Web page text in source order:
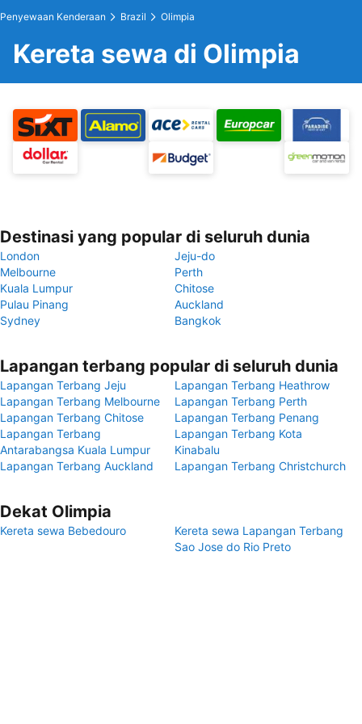
Penyewaan Kenderaan Brazil Olimpia
Kereta sewa di Olimpia
Destinasi yang popular di seluruh dunia
London
Jeju-do
Melbourne
Perth
Kuala Lumpur
Chitose
Pulau Pinang
Auckland
Sydney
Bangkok
Lapangan terbang popular di seluruh dunia
Lapangan Terbang Jeju
Lapangan Terbang Heathrow
Lapangan Terbang Melbourne
Lapangan Terbang Perth
Lapangan Terbang Chitose
Lapangan Terbang Penang
Lapangan Terbang
Antarabangsa Kuala Lumpur
Lapangan Terbang Kota
Kinabalu
Lapangan Terbang Auckland
Lapangan Terbang Christchurch
Dekat Olimpia
Kereta sewa Bebedouro
Kereta sewa Lapangan Terbang
Sao Jose do Rio Preto